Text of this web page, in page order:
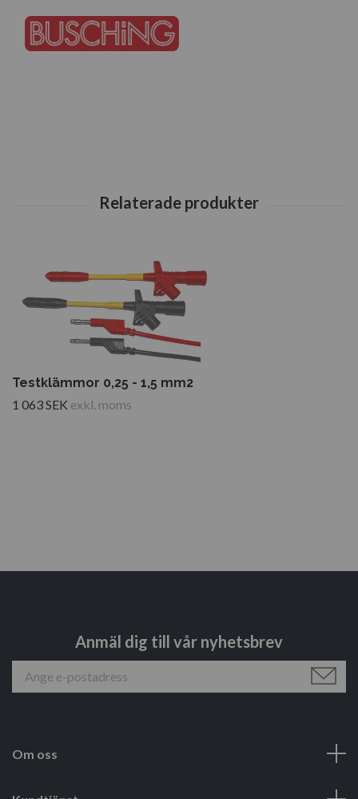
Testklämmor 0,25 - 1,5 mm2
1 063 SEK exkl. moms
Anmäl dig till vår nyhetsbrev
Om oss